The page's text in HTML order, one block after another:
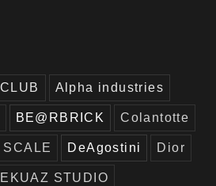
Alpha industries
BE@RBRICK Colantotte
SCALE DeAgostini Dior
EKUAZ STUDIO